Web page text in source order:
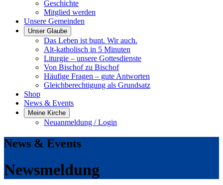
Geschichte
Mitglied werden
Unsere Gemeinden
Unser Glaube
Das Leben ist bunt. Wir auch.
Alt-katholisch in 5 Minuten
Liturgie – unsere Gottesdienste
Von Bischof zu Bischof
Häufige Fragen – gute Antworten
Gleichberechtigung als Grundsatz
Shop
News & Events
Meine Kirche
Neuanmeldung / Login
News & Events
Newsmeldung